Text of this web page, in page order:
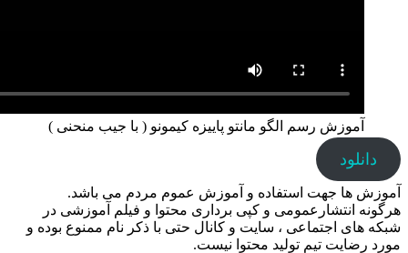
آموزش رسم الگو مانتو پاییزه کیمونو ( با جیب منحنی )
دانلود
آموزش ها جهت استفاده و آموزش عموم مردم می باشد.
هرگونه انتشارعمومی و کپی برداری محتوا و فیلم آموزشی در
شبکه های اجتماعی ، سایت و کانال حتی با ذکر نام ممنوع بوده و
مورد رضایت تیم تولید محتوا نیست.